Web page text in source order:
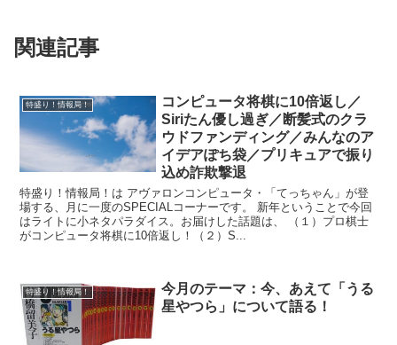
関連記事
特盛り！情報局！
コンピュータ将棋に10倍返し／
Siriたん優し過ぎ／断髪式のクラ
ウドファンディング／みんなのア
イデアぽち袋／プリキュアで振り
込め詐欺撃退
特盛り！情報局！は アヴァロンコンピュータ・「てっちゃん」が登
場する、月に一度のSPECIALコーナーです。 新年ということで今回
はライトに小ネタパラダイス。お届けした話題は、 （１）プロ棋士
がコンピュータ将棋に10倍返し！（２）S...
特盛り！情報局！
今月のテーマ：今、あえて「うる
星やつら」について語る！